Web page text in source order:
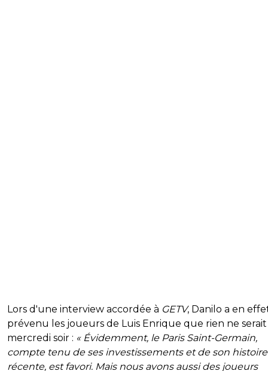
Lors d'une interview accordée à GETV, Danilo a en
prévenu les joueurs de Luis Enrique que rien ne
mercredi soir : « Évidemment, le Paris Saint-Germain,
compte tenu de ses investissements et de son histoire
récente, est favori. Mais nous avons aussi des joueurs